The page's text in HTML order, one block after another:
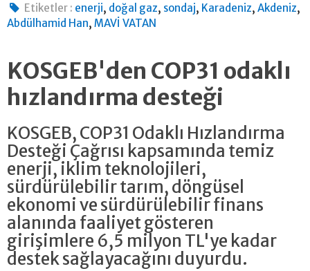
Etiketler : enerji, doğal gaz, sondaj, Karadeniz,Akdeniz,
Abdülhamid Han, MAVİ VATAN
KOSGEB'den COP31 odaklı
hızlandırma desteği
KOSGEB, COP31 Odaklı Hızlandırma
Desteği Çağrısı kapsamında temiz
enerji, iklim teknolojileri,
sürdürülebilir tarım, döngüsel
ekonomi ve sürdürülebilir finans
alanında faaliyet gösteren
girişimlere 6,5 milyon TL'ye kadar
destek sağlayacağını duyurdu.